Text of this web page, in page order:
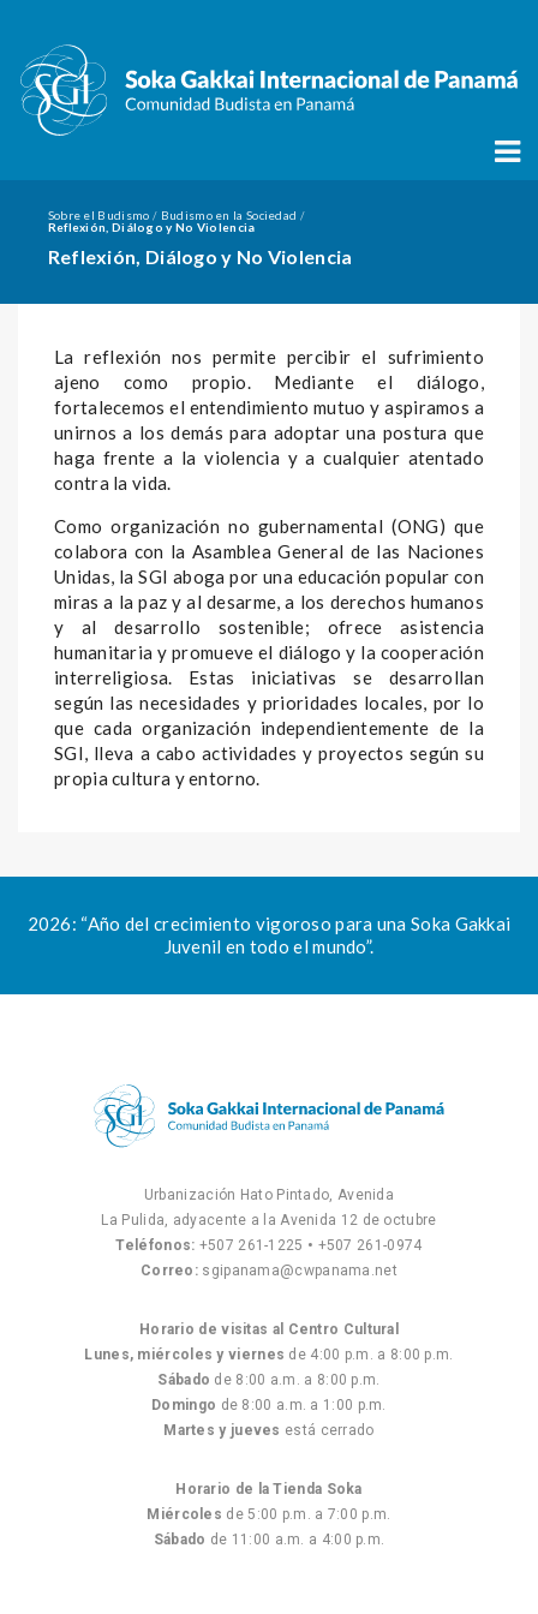
Sobre el Budismo / Budismo en la Sociedad /
Reflexión, Diálogo y No Violencia
Reflexión, Diálogo y No Violencia
La reflexión nos permite percibir el sufrimiento
ajeno como propio. Mediante el diálogo,
fortalecemos el entendimiento mutuo y aspiramos a
unirnos a los demás para adoptar una postura que
haga frente a la violencia y a cualquier atentado
contra la vida.
Como organización no gubernamental (ONG) que
colabora con la Asamblea General de las Naciones
Unidas, la SGI aboga por una educación popular con
miras a la paz y al desarme, a los derechos humanos
y al desarrollo sostenible; ofrece asistencia
humanitaria y promueve el diálogo y la cooperación
interreligiosa. Estas iniciativas se desarrollan
según las necesidades y prioridades locales, por lo
que cada organización independientemente de la
SGI, lleva a cabo actividades y proyectos según su
propia cultura y entorno.
2026: “Año del crecimiento vigoroso para una Soka Gakkai
Juvenil en todo el mundo”.
Urbanización Hato Pintado, Avenida
La Pulida, adyacente a la Avenida 12 de octubre
Teléfonos: +507 261-1225 • +507 261-0974
Correo: sgipanama@cwpanama.net
Horario de visitas al Centro Cultural
Lunes, miércoles y viernes de 4:00 p.m. a 8:00 p.m.
Sábado de 8:00 a.m. a 8:00 p.m.
Domingo de 8:00 a.m. a 1:00 p.m.
Martes y jueves está cerrado
Horario de la Tienda Soka
Miércoles de 5:00 p.m. a 7:00 p.m.
Sábado de 11:00 a.m. a 4:00 p.m.